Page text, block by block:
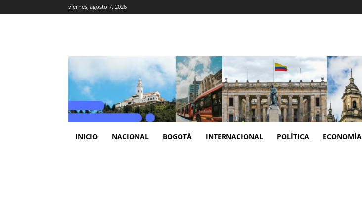
viernes, agosto 7, 2026
INICIO NACIONAL BOGOTÁ INTERNACIONAL POLÍTICA ECONOMÍA